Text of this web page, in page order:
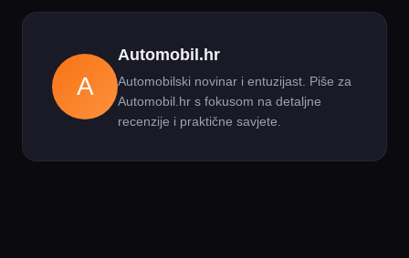
A
Automobil.hr
Automobilski novinar i entuzijast. Piše za
Automobil.hr s fokusom na detaljne
recenzije i praktične savjete.